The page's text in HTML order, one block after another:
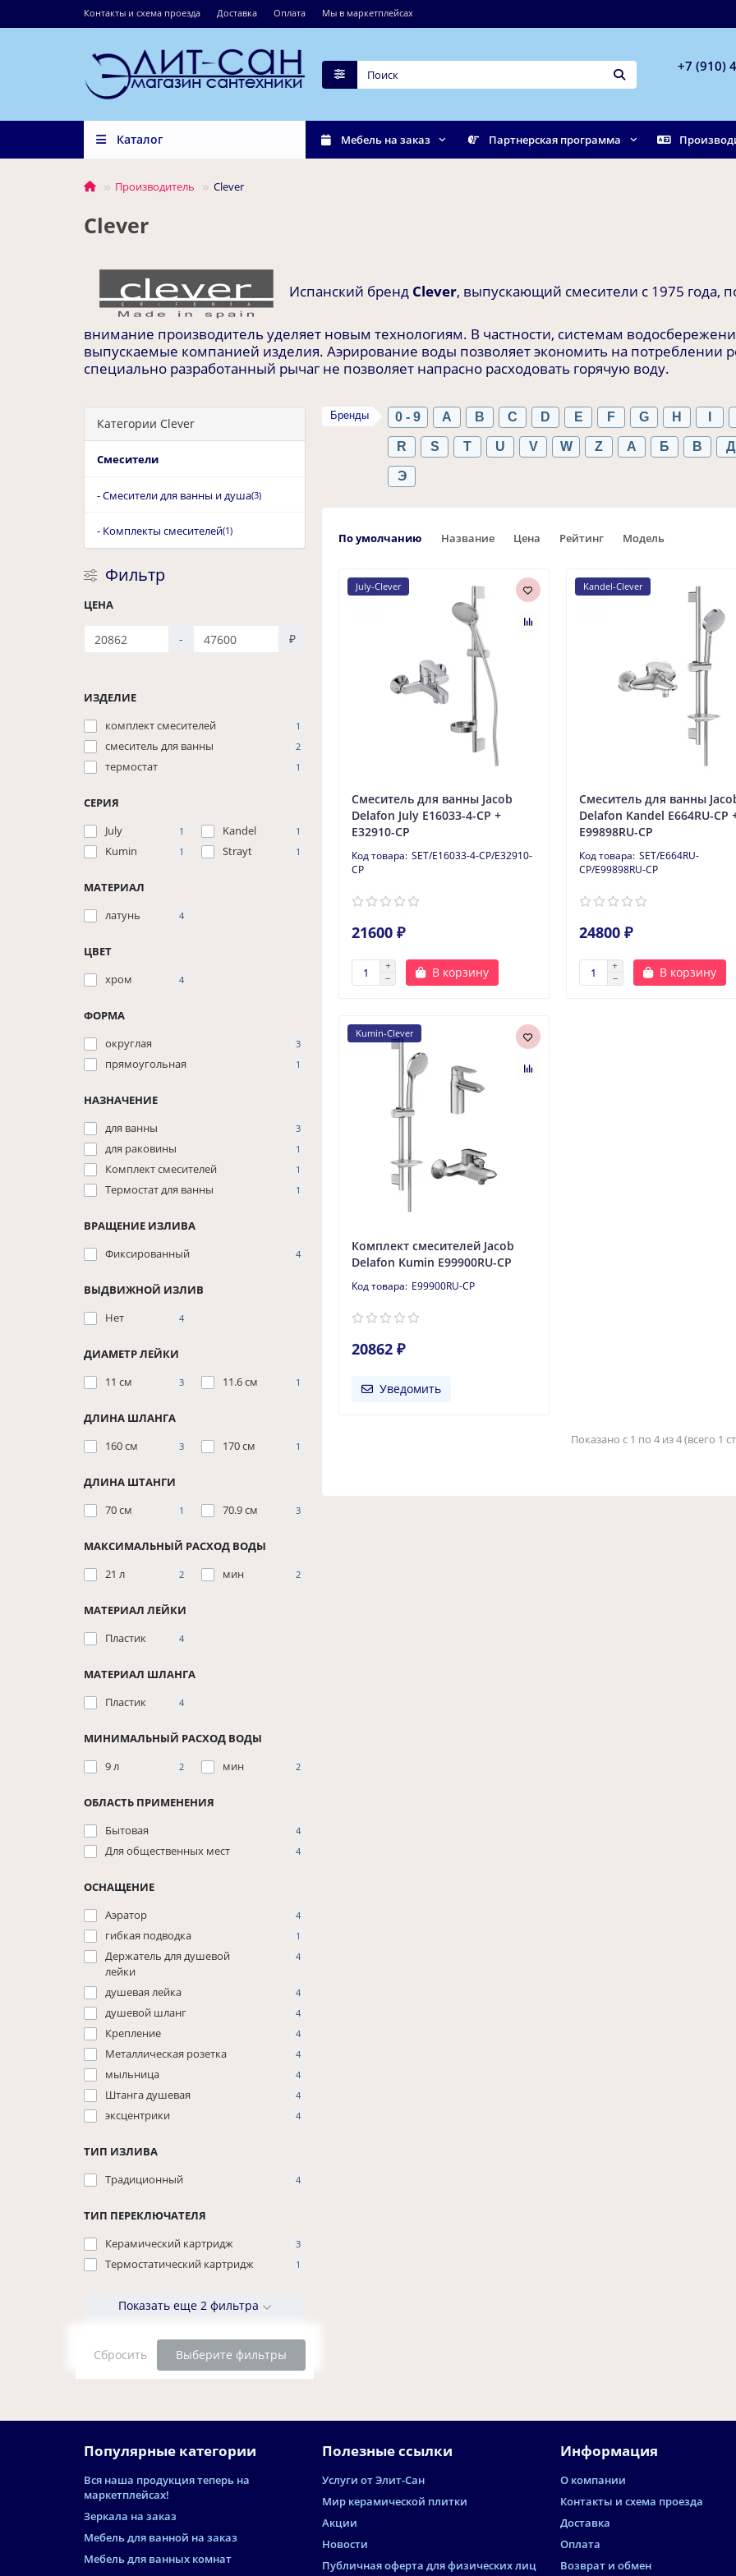
Контакты и схема проезда Доставка Оплата Мы в маркетплейсах
+7 (910)
Каталог Мебель на заказ Партнерская программа
Производитель Clever
Clever
Испанский бренд Clever, выпускающий смесители с 1975 года,
внимание производитель уделяет новым технологиям. В частности, системам
выпускаемые компанией изделия. Аэрирование воды позволяет экономить на потреблении
специально разработанный рычаг не позволяет напрасно расходовать горячую воду.
Категории Clever
Смесители
- Смесители для ванны и душа(3)
- Комплекты смесителей(1)
Фильтр
ЦЕНА
- ₽
ИЗДЕЛИЕ
комплект смесителей
1
смеситель для ванны 2
термостат 1
СЕРИЯ
July
1 Kandel 1
Kumin 1 Strayt 1
МАТЕРИАЛ
латунь
4
ЦВЕТ
хром
4
ФОРМА
округлая
3
прямоугольная 1
НАЗНАЧЕНИЕ
для ванны
3
для раковины 1
Комплект смесителей 1
Термостат для ванны 1
ВРАЩЕНИЕ ИЗЛИВА
Фиксированный
4
ВЫДВИЖНОЙ ИЗЛИВ
Нет
4
ДИАМЕТР ЛЕЙКИ
11 см
3 11.6 см 1
ДЛИНА ШЛАНГА
160 см
3 170 см 1
ДЛИНА ШТАНГИ
70 см
1 70.9 см 3
МАКСИМАЛЬНЫЙ РАСХОД ВОДЫ
21 л
2 мин 2
МАТЕРИАЛ ЛЕЙКИ
Пластик
4
МАТЕРИАЛ ШЛАНГА
Пластик
4
МИНИМАЛЬНЫЙ РАСХОД ВОДЫ
9 л
2 мин 2
ОБЛАСТЬ ПРИМЕНЕНИЯ
Бытовая
4
Для общественных мест 4
ОСНАЩЕНИЕ
Аэратор
4
гибкая подводка 1
Держатель для душевой
лейки
4
душевая лейка 4
душевой шланг 4
Крепление 4
Металлическая розетка 4
мыльница 4
Штанга душевая 4
эксцентрики 4
ТИП ИЗЛИВА
Традиционный
4
ТИП ПЕРЕКЛЮЧАТЕЛЯ
Керамический картридж
3
Термостатический картридж 1
Показать еще 2 фильтра
Сбросить Выберите фильтры
Бренды 0 - 9 A B C D E F G H
R S T U V W Z А Б В Д
Э
По умолчанию Название Цена Рейтинг Модель
July-Clever
Смеситель для ванны Jacob
Delafon July E16033-4-CP +
E32910-CP
SET/E16033-4-CP/E32910-
CP
21600 ₽
В корзину
Kandel-Clever
Смеситель для ванны
Delafon Kandel E664RU-CP
E99898RU-CP
SET/E664RU-
CP/E99898RU-CP
24800 ₽
В корзину
Kumin-Clever
Комплект смесителей Jacob
Delafon Kumin E99900RU-CP
E99900RU-CP
20862 ₽
Уведомить
Показано с 1 по 4 из 4 (всего 1
Популярные категории
Вся наша продукция теперь на
маркетплейсах!
Зеркала на заказ
Мебель для ванной на заказ
Мебель для ванных комнат
Полезные ссылки
Услуги от Элит-Сан
Мир керамической плитки
Акции
Новости
Публичная оферта для физических лиц
Информация
О компании
Контакты и схема проезда
Доставка
Оплата
Возврат и обмен